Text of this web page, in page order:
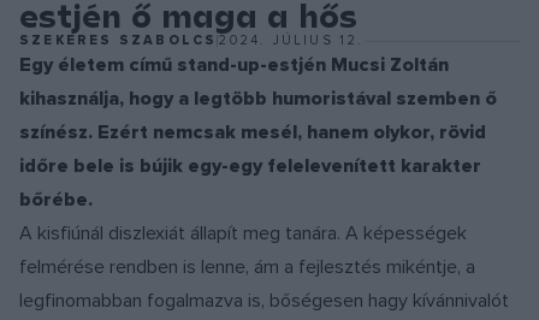
estjén ő maga a hős
SZEKERES SZABOLCS2024. JÚLIUS 12.
Egy életem című stand-up-estjén Mucsi Zoltán
kihasználja, hogy a legtöbb humoristával szemben ő
színész. Ezért nemcsak mesél, hanem olykor, rövid
időre bele is bújik egy-egy felelevenített karakter
bőrébe.
A kisfiúnál diszlexiát állapít meg tanára. A képességek
felmérése rendben is lenne, ám a fejlesztés mikéntje, a
legfinomabban fogalmazva is, bőségesen hagy kívánnivalót